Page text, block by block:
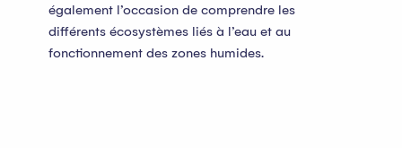
également l’occasion de comprendre les
différents écosystèmes liés à l’eau et au
fonctionnement des zones humides.